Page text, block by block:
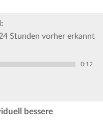
Stunden vorher erkannt
0:12
bessere